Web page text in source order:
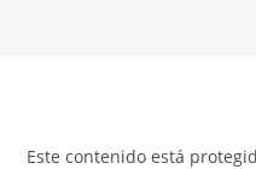
Este contenido está